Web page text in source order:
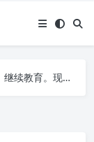
代刷代考项目3000+
代刷代考项目3000+